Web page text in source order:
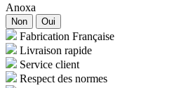
Anoxa
Non Oui
Fabrication Française
Livraison rapide
Service client
Respect des normes